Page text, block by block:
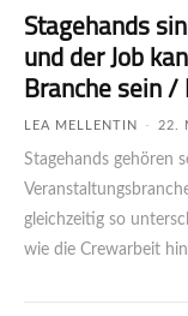
Stagehands
und der Job
Branche sein
LEA MELLENTIN - 22.
Stagehands gehören
gleichzeitig so
wie die Crewarbeit